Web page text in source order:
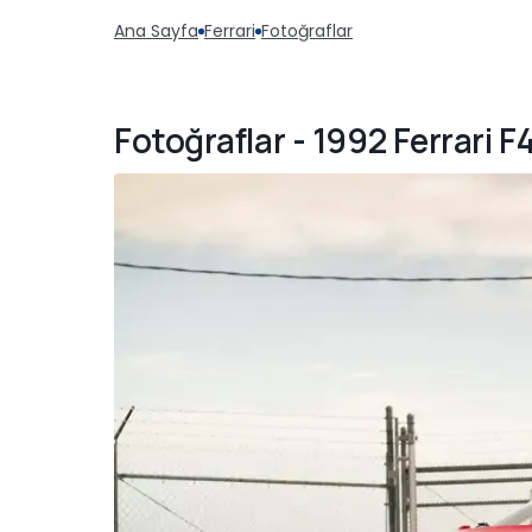
Ana Sayfa Ferrari Fotoğraflar
Fotoğraflar - 1992 Ferrari